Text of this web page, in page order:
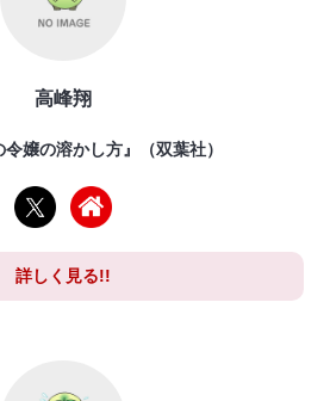
高峰翔
嬢の溶かし方』（双葉社）
詳しく見る!!